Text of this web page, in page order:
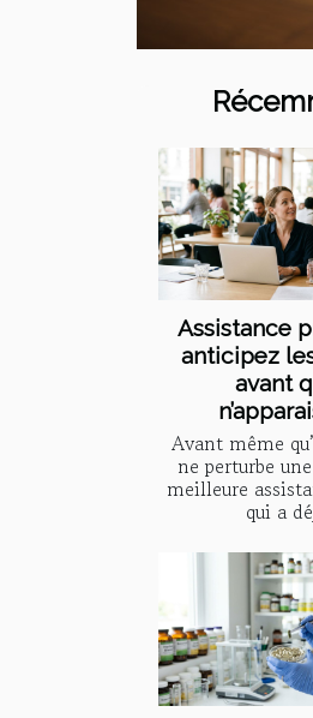
Assistance
anticipez
avant
Avant même
ne perturbe
meilleure
qui a